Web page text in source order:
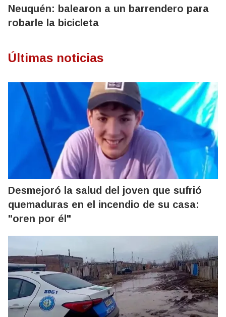
Neuquén: balearon a un barrendero para
robarle la bicicleta
Últimas noticias
Desmejoró la salud del joven que sufrió
quemaduras en el incendio de su casa:
"oren por él"